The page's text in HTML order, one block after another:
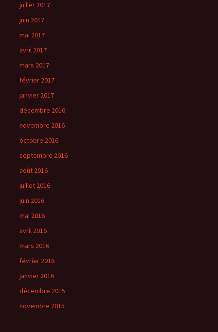
juillet 2017
juin 2017
mai 2017
avril 2017
mars 2017
février 2017
janvier 2017
décembre 2016
novembre 2016
octobre 2016
septembre 2016
août 2016
juillet 2016
juin 2016
mai 2016
avril 2016
mars 2016
février 2016
janvier 2016
décembre 2015
novembre 2015